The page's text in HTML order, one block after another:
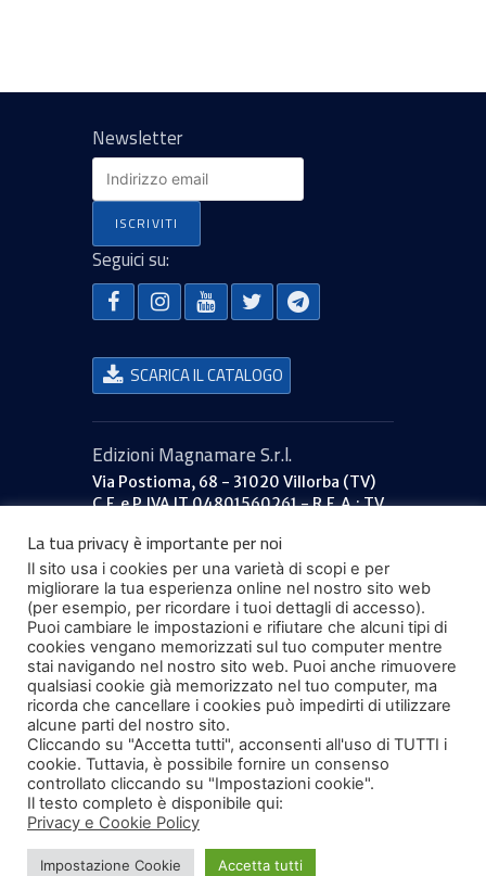
Newsletter
Seguici su:
SCARICA IL CATALOGO
Edizioni Magnamare S.r.l.
Via Postioma, 68 - 31020 Villorba (TV)
C.F. e P.IVA IT 04801560261 - R.E.A.: TV
Capitale sociale: €40.000 i.v.
777ilportolano.it
Informazioni
Termini e condizioni
Privacy
Contattaci
Rivenditori
Chi siamo
I nostri valori
L'equipaggio 777
La nostra storia
La tua privacy è importante per noi
Il sito usa i cookies per una varietà di scopi e per
migliorare la tua esperienza online nel nostro sito web
(per esempio, per ricordare i tuoi dettagli di accesso).
Puoi cambiare le impostazioni e rifiutare che alcuni tipi di
cookies vengano memorizzati sul tuo computer mentre
stai navigando nel nostro sito web. Puoi anche rimuovere
qualsiasi cookie già memorizzato nel tuo computer, ma
ricorda che cancellare i cookies può impedirti di utilizzare
alcune parti del nostro sito.
Cliccando su "Accetta tutti", acconsenti all'uso di TUTTI i
cookie. Tuttavia, è possibile fornire un consenso
controllato cliccando su "Impostazioni cookie".
Il testo completo è disponibile qui:
Privacy e Cookie Policy
Impostazione Cookie Accetta tutti